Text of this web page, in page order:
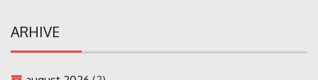
ARHIVE